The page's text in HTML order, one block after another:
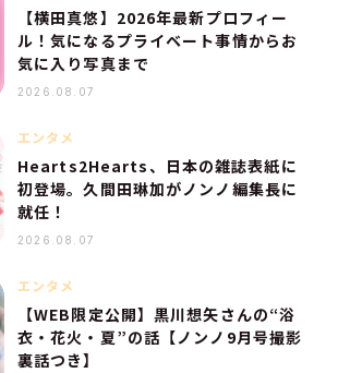
【横田真悠】2026年最新プロフィー
ル！気になるプライベート事情からお
気に入り写真まで
2026.08.07
エンタメ
Hearts2Hearts、日本の雑誌表紙に
初登場。久間田琳加がノンノ編集長に
就任！
2026.08.07
エンタメ
【WEB限定公開】黒川想矢さんの“浴
衣・花火・夏”の話【ノンノ9月号撮影
裏話つき】